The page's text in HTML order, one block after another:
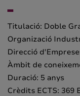
Titulació: Doble
Organizació
Direcció
Àmbit de
Duració: 5 anys
Crèdits ECTS: 369